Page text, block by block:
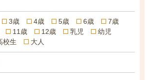
3歳 4歳 5歳 6歳
7歳
11歳 12歳 乳児
幼児
校生 大人